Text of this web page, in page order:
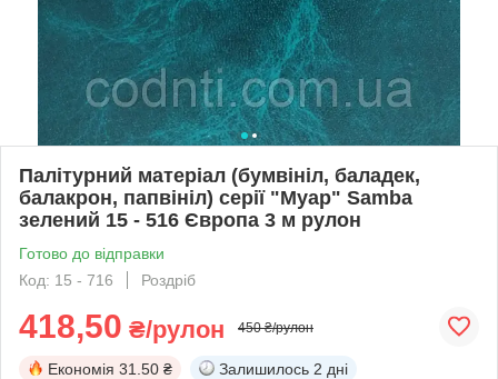
Палітурний матеріал (бумвініл, баладек,
балакрон, папвініл) серії "Муар" Sаmba
зелений 15 - 516 Європа 3 м рулон
Готово до відправки
Код: 15 - 716
Роздріб
418,50 ₴/рулон 450 ₴/рулон
Економія 31.50 ₴ Залишилось 2 дні